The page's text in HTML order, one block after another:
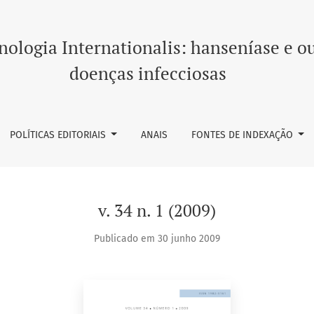
Internationalis: hanseníase e
doenças infecciosas
POLÍTICAS EDITORIAIS ANAIS FONTES DE INDEXAÇÃO
v. 34 n. 1 (2009)
Publicado em 30 junho 2009